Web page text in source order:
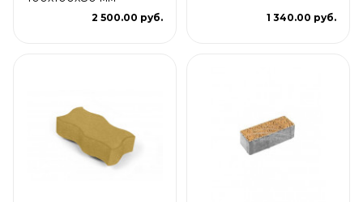
2 500.00 руб. 1 340.00 руб.